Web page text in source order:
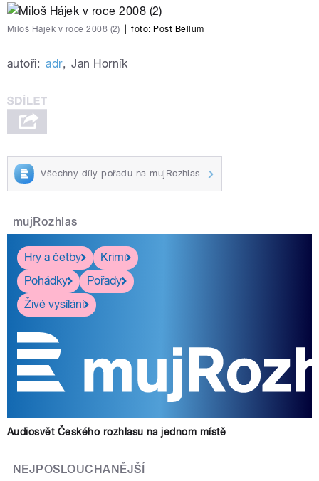
Miloš Hájek v roce 2008 (2) foto: Post Bellum
autoři: adr, Jan Horník
Všechny díly pořadu na mujRozhlas
mujRozhlas
Hry a četby
Krimi
Pohádky
Pořady
Živé vysílání
Audiosvět Českého rozhlasu na jednom místě
NEJPOSLOUCHANĚJŠÍ